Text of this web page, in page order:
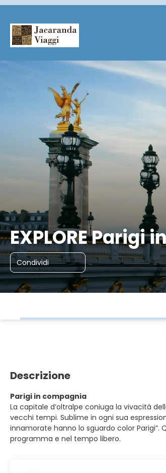
EXPLORE Parigi
Condividi
Descrizione
Parigi in compagnia
La capitale d’oltralpe coniuga la vivacità
vecchi tempi. Sublime in ogni sua
innamorate hanno lo sguardo color
programma e nel tempo libero.